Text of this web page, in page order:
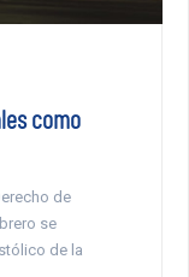
como
de
se
de la